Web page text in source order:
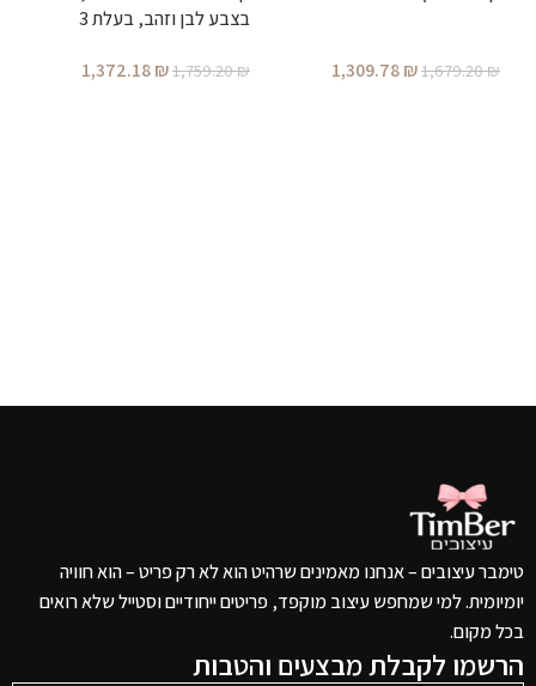
1,679.20₪
1,309.78₪
בצבע לבן וזהב, בעלת 3
לקבל גם ברוחב 1.00 מטר)
1,759.20₪
1,372.18₪
טימבר עיצובים – אנחנו מאמינים שרהיט הוא לא רק פריט – הוא חוויה
יומיומית. למי שמחפש עיצוב מוקפד, פריטים ייחודיים וסטייל שלא רואים
בכל מקום.
הרשמו לקבלת מבצעים והטבות